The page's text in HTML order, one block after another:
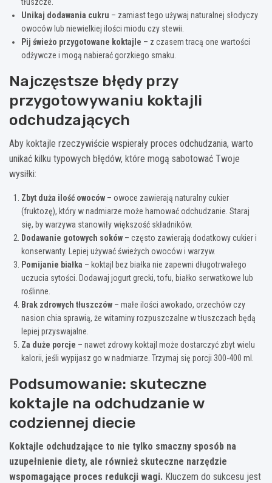
Unikaj dodawania cukru – zamiast tego używaj naturalnej słodyczy
owoców lub niewielkiej ilości miodu czy stewii.
Pij świeżo przygotowane koktajle – z czasem tracą one wartości
odżywcze i mogą nabierać gorzkiego smaku.
Najczęstsze błędy przy
przygotowywaniu koktajli
odchudzających
Aby koktajle rzeczywiście wspierały proces odchudzania, warto
unikać kilku typowych błędów, które mogą sabotować Twoje
wysiłki:
Zbyt duża ilość owoców – owoce zawierają naturalny cukier
(fruktozę), który w nadmiarze może hamować odchudzanie. Staraj
się, by warzywa stanowiły większość składników.
Dodawanie gotowych soków – często zawierają dodatkowy cukier i
konserwanty. Lepiej używać świeżych owoców i warzyw.
Pomijanie białka – koktajl bez białka nie zapewni długotrwałego
uczucia sytości. Dodawaj jogurt grecki, tofu, białko serwatkowe lub
roślinne.
Brak zdrowych tłuszczów – małe ilości awokado, orzechów czy
nasion chia sprawią, że witaminy rozpuszczalne w tłuszczach będą
lepiej przyswajalne.
Za duże porcje – nawet zdrowy koktajl może dostarczyć zbyt wielu
kalorii, jeśli wypijasz go w nadmiarze. Trzymaj się porcji 300-400 ml.
Podsumowanie: skuteczne
koktajle na odchudzanie w
codziennej diecie
Koktajle odchudzające to nie tylko smaczny sposób na
uzupełnienie diety, ale również skuteczne narzędzie
wspomagające proces redukcji wagi. Kluczem do sukcesu jest